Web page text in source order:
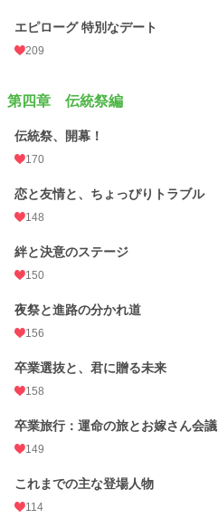
エピローグ 特別なデート
209
第四章 伝統祭編
伝統祭、開幕！
170
恋と友情と、ちょっぴりトラブル
148
絆と決意のステージ
150
夜祭と進路の分かれ道
156
卒業選抜と、君に贈る未来
158
卒業旅行：運命の旅とお嫁さん会議
149
これまでの主な登場人物
114